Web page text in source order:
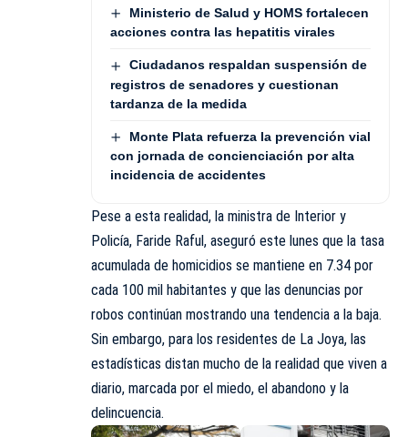
Ministerio de Salud y HOMS fortalecen
acciones contra las hepatitis virales
Ciudadanos respaldan suspensión de
registros de senadores y cuestionan
tardanza de la medida
Monte Plata refuerza la prevención vial
con jornada de concienciación por alta
incidencia de accidentes
Pese a esta realidad, la ministra de Interior y
Policía, Faride Raful, aseguró este lunes que la tasa
acumulada de homicidios se mantiene en 7.34 por
cada 100 mil habitantes y que las denuncias por
robos continúan mostrando una tendencia a la baja.
Sin embargo, para los residentes de La Joya, las
estadísticas distan mucho de la realidad que viven a
diario, marcada por el miedo, el abandono y la
delincuencia.